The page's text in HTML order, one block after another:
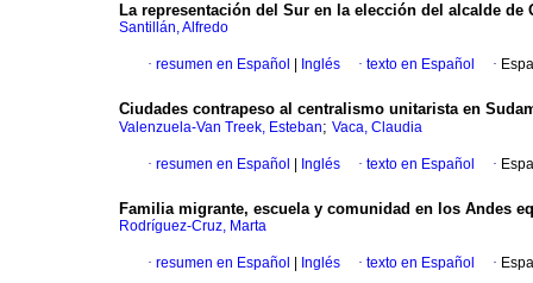
La representación del Sur en la elección del alcalde
Santillán, Alfredo
· resumen en Español Inglés · texto en Español ·
Ciudades contrapeso al centralismo unitarista en
Valenzuela-Van Treek, Esteban; Vaca, Claudia
· resumen en Español Inglés · texto en Español ·
Familia migrante, escuela y comunidad en los Andes
Rodríguez-Cruz, Marta
· resumen en Español Inglés · texto en Español ·